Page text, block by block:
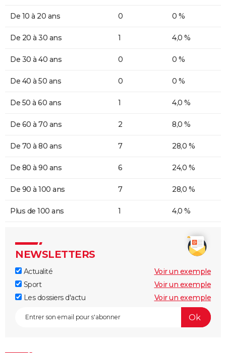
De 10 à 20 ans 0 0 %
De 20 à 30 ans 1 4,0 %
De 30 à 40 ans 0 0 %
De 40 à 50 ans 0 0 %
De 50 à 60 ans 1 4,0 %
De 60 à 70 ans 2 8,0 %
De 70 à 80 ans 7 28,0 %
De 80 à 90 ans 6 24,0 %
De 90 à 100 ans 7 28,0 %
Plus de 100 ans 1 4,0 %
NEWSLETTERS
Actualité
Voir un exemple
Sport
Voir un exemple
Les dossiers d'actu
Voir un exemple